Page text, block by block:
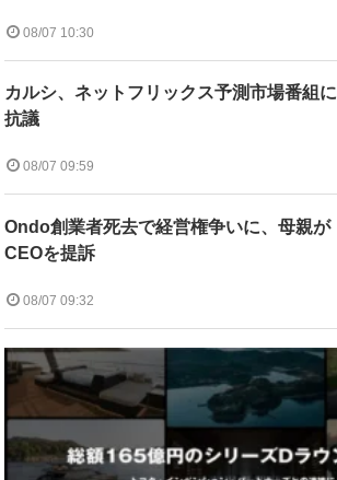
08/07 10:30
カルシ、ネットフリックス予測市場番組に
抗議
08/07 09:59
Ondo創業者死去で経営権争いに、母親が
CEOを提訴
08/07 09:32